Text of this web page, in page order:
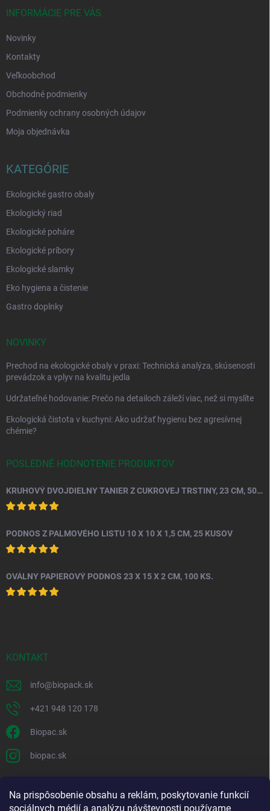
Na prispôsobenie obsahu a reklám, poskytovanie funkcií
sociálnych médií a analýzu návštevnosti používame
INFORMÁCIE PRE VÁS
Novinky
Kontakty
Veľkoobchod
Obchodné podmienky
Podmienky ochrany osobných údajov
Moja objednávka
KATEGÓRIE
Ekologické gastro obaly
Ekologický riad
Ekologické poháre
Ekologické príbory
Ekologické slamky
Eko hygiena a čistenie
Gastro doplnky
NOVINKY
Prechod na ekologické obaly v praxi: Technická analýza, skúsenosti
prevádzok a vplyv na kvalitu jedla
Udržateľné hodovanie: Prečo na detailoch záleží viac, než si myslíte
Ekologická čistota v kuchyni: Ako udržať hygienu bez agresívnej
chémie?
POSLEDNÉ HODNOTENIE PRODUKTOV
KRUHOVÝ DVOJDIELNY TANIER Z CUKROVEJ TRSTINY, 23 CM, 50 KS.
PODNOS Z PALMOVÉHO LISTU 10 X 10 X 1,5 CM, 25 KUSOV
OVÁLNY PAPIEROVÝ PODNOS 23 X 15 X 2 CM, 100 KS.
KONTAKT
info@biopack.sk
+421 948 120 178
Biopac.sk
biopac.sk
Good E-shops have logic. SALELOGICS